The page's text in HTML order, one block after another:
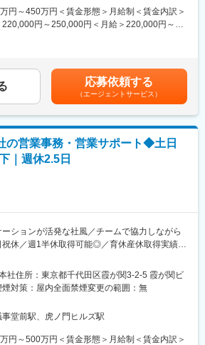
日は出社日ですが、第4土曜は有給取得者多数
出社
一員である当社は、顧客の経営向上に貢献す
ソリューションを提供しています。具体的に
合わせた商品開発や提案、生産性向上・経営
サルティング、物流の実現、社内ネットワーク
、顧客との強固なパートナーシップを築いてい
場環境と充実した福利厚生制度も当社の魅力
いただきます。これまで複数部署でおこなって
約する組織改編に伴う募集となります。
物流会社への出荷・配送手配などをお任せし
ター向け商品の納期管理や出荷調整も担当し、
ながら商品の安定供給を支えていただきます。
約8名で構成される新組織です。20～50代まで
在籍し、中途入社者が多数活躍しています。
業などさまざまなバックグラウンドを持つメ
り、業界未経験の方でも安心して業務を習得
す。
良好のため、安心して働くことができます◎
る事業のため、季節や自然を身近に感じながら
業や園芸、物流、調達など幅広い知識を身に
務やマネジメントにも挑戦可能
円～450万円＜賃金形態＞月給制＜賃金内訳＞
220,000円～250,000円＜月給＞220,000円～
固定手当を含めた表記です。応募依頼する
（エージェントサービス）
の営業事務・営業サポート◆土日
｜週休2.5日
ーションが活発な社風／チームで協力しながら
祝休／週1半休取得可能◎／育休産休取得実績あ
について
業など幅広い分野で使われる油脂を扱う専門商
つなぐ役割を担っています。国内外の取引を通
展開しています。未経験でも先輩のサポート
して成長できる環境です。
社住所：東京都千代田区霞が関3-2-5 霞が関ビ
対策：屋内全面禁煙変更の範囲：無
堂前駅、虎ノ門ヒルズ駅
円～500万円＜賃金形態＞月給制＜賃金内訳＞